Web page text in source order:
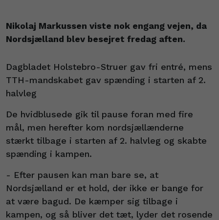
Nikolaj Markussen viste nok engang vejen, da
Nordsjælland blev besejret fredag aften.
Dagbladet Holstebro-Struer gav fri entré, mens
TTH-mandskabet gav spænding i starten af 2.
halvleg
De hvidblusede gik til pause foran med fire
mål, men herefter kom nordsjællænderne
stærkt tilbage i starten af 2. halvleg og skabte
spænding i kampen.
- Efter pausen kan man bare se, at
Nordsjælland er et hold, der ikke er bange for
at være bagud. De kæmper sig tilbage i
kampen, og så bliver det tæt, lyder det rosende